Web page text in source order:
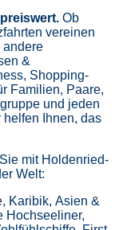
Ob
vereinen
andere
&
Shopping-
Familien, Paare,
und jeden
Ihnen, das
mit Holdenried-
Welt:
Karibik, Asien &
Hochseeliner,